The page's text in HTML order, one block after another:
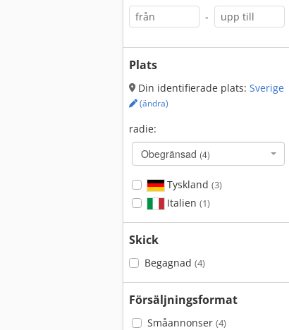
-
Plats
Din identifierade plats: Sverige
(ändra)
radie:
Obegränsad (4)
Tyskland (3)
Italien (1)
Skick
Begagnad (4)
Försäljningsformat
Småannonser (4)